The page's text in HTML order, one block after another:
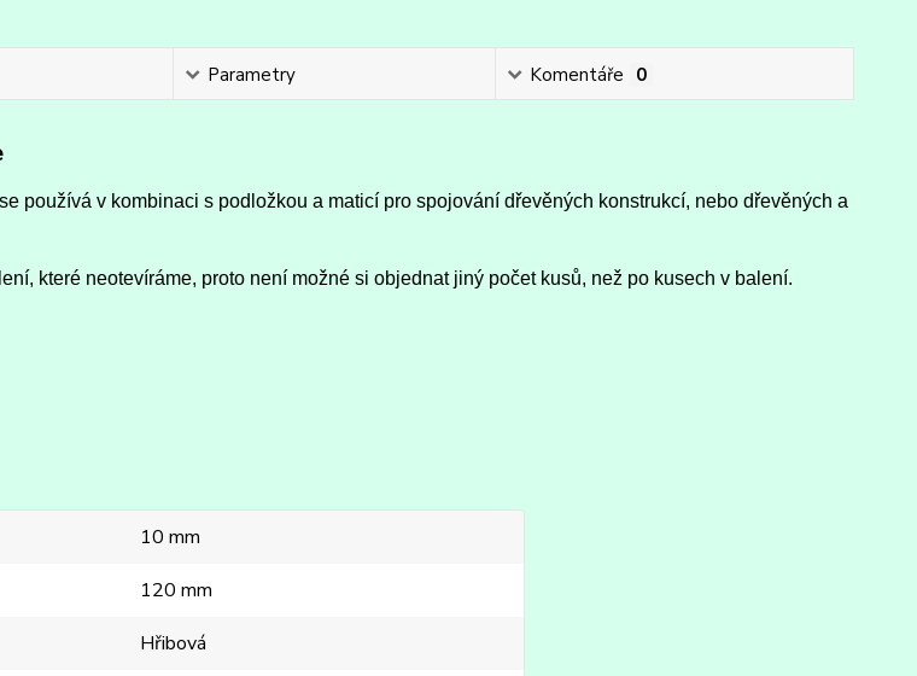
Parametry Komentáře 0
používá v kombinaci s podložkou a maticí pro spojování dřevěných konstrukcí, nebo dřevěných a
které neotevíráme, proto není možné si objednat jiný počet kusů, než po kusech v balení.
10 mm
120 mm
Hřibová